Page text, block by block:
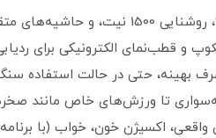
21 روزه)، استرس، و سلامت زنان (پیش‌بینی چرخه قاعدگی).